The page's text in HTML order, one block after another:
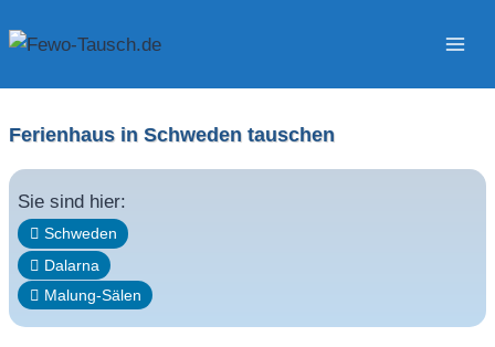
Inhalt
Ferienhaus in Schweden tauschen
Sie sind hier:
Schweden
Dalarna
Malung-Sälen